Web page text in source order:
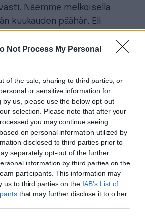
Not Process My Personal
of the sale, sharing to third parties, or
or sensitive information for
by us, please use the below opt-out
selection. Please note that after your
you may continue seeing
on personal information utilized by
disclosed to third parties prior to
separately opt-out of the further
information by third parties on the
participants. This information may
us to third parties on the IAB’s List of
that may further disclose it to other
Näemme melkoisella
kuukauden päähän. Eli
kuukauden sisällä. Ilman
yhdistelmää olisimme
pelkästään
niin kasvu olisi varmasti ollut
kannattavuus ei varmasti olisi
kannattavuus ei ole
myös kasvulle painamaan
hyöty itselleni
että nukun yöni paremmin.